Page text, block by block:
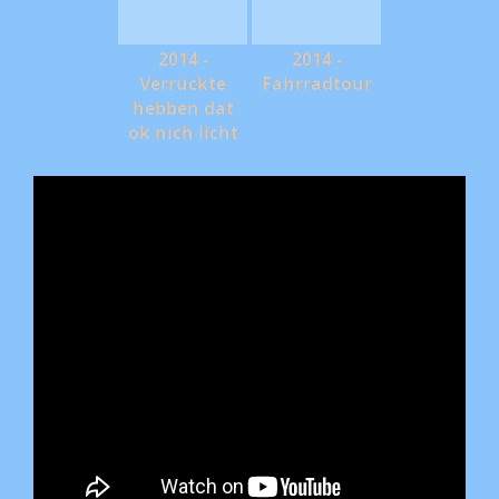
2014 -
Verrückte
hebben dat
ok nich licht
2014 -
Fahrradtour